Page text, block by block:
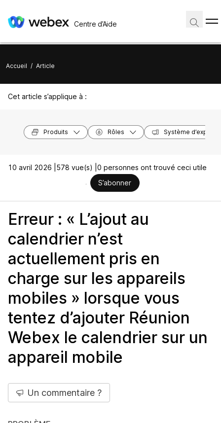
Centre d’Aide
Accueil / Article
Cet article s’applique à :
Produits Rôles Système
10 avril 2026 | 578 vue(s) | 0 personnes ont trouvé ceci utile
S’abonner
Erreur : « L’ajout au
calendrier n’est
actuellement pris en
charge sur les appareils
mobiles » lorsque vous
tentez d’ajouter Réunion
Webex le calendrier sur un
appareil mobile
Un commentaire ?